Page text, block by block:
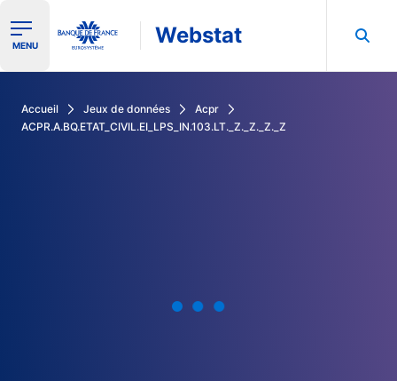
Ouvrir le menu de navigation
MENU Webstat
Accueil Jeux de données
Acpr
ACPR.A.BQ.ETAT_CIVIL.EI_LPS_IN.103.LT._Z._Z._Z._Z